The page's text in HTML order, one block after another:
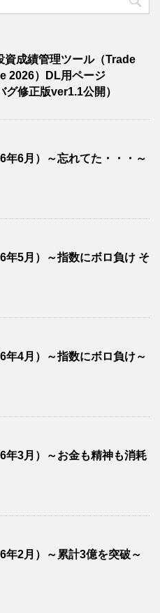
資成績管理ツール（Trade
2026）DL用ページ
グ修正版ver1.1公開）
年6月）～忘れてた・・・～
年5月）～指数にボロ負け そ
年4月）～指数にボロ負け～
年3月）～お金も精神も消耗
年2月）～累計3億を突破～